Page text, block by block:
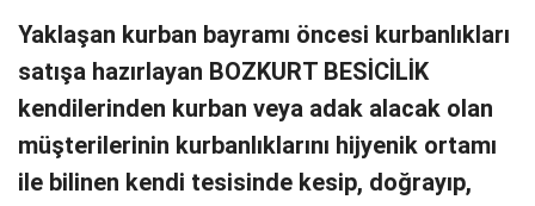
Yaklaşan kurban bayramı öncesi kurbanlıkları
satışa hazırlayan BOZKURT BESİCİLİK
kendilerinden kurban veya adak alacak olan
müşterilerinin kurbanlıklarını hijyenik ortamı
ile bilinen kendi tesisinde kesip, doğrayıp,